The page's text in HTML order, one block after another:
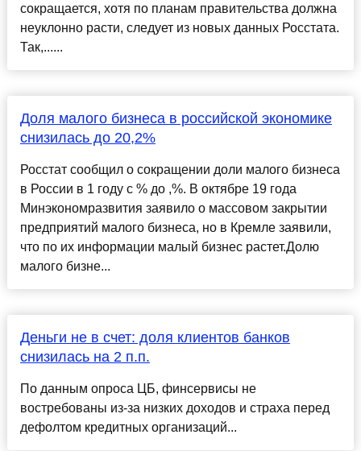
сокращается, хотя по планам правительства должна
неуклонно расти, следует из новых данных Росстата.
Так,......
Доля малого бизнеса в российской экономике
снизилась до 20,2%
Росстат сообщил о сокращении доли малого бизнеса
в России в 1 году с % до ,%. В октябре 19 года
Минэкономразвития заявило о массовом закрытии
предприятий малого бизнеса, но в Кремле заявили,
что по их информации малый бизнес растет.Долю
малого бизне...
Деньги не в счет: доля клиентов банков
снизилась на 2 п.п.
По данным опроса ЦБ, финсервисы не
востребованы из-за низких доходов и страха перед
дефолтом кредитных организаций...